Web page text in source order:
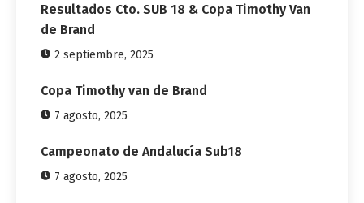
Resultados Cto. SUB 18 & Copa Timothy Van
de Brand
2 septiembre, 2025
Copa Timothy van de Brand
7 agosto, 2025
Campeonato de Andalucía Sub18
7 agosto, 2025